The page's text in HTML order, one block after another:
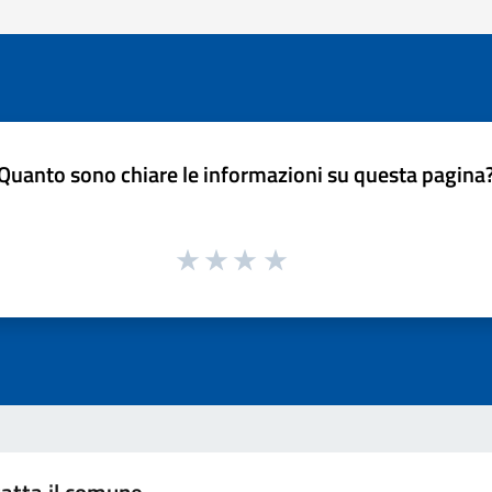
sono chiare le informazioni su questa